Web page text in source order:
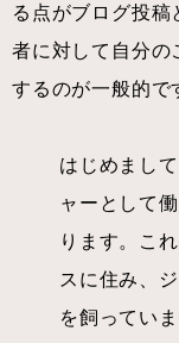
る点がブログ投稿
者に対して自分の
するのが一般的で
はじめまし
ャーとして
ります。こ
スに住み、
を飼ってい